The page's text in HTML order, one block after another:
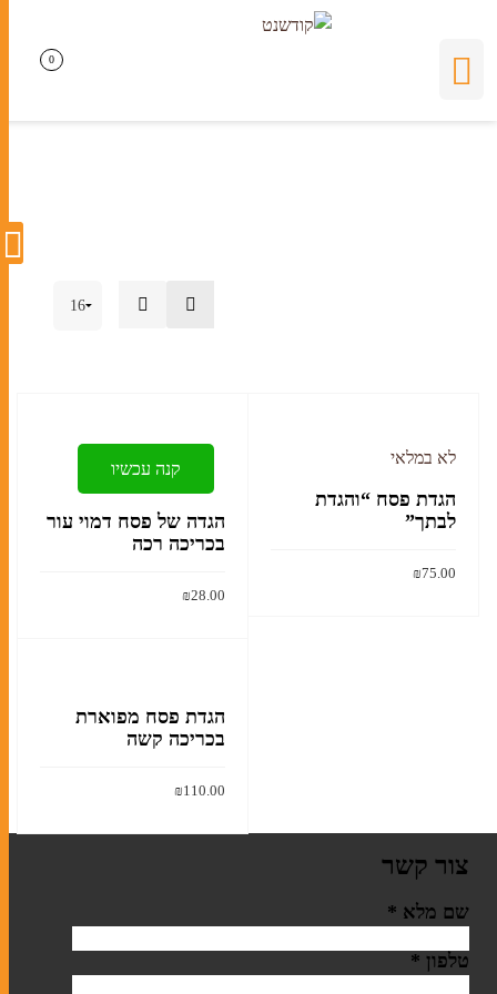
0
קנה עכשיו
הגדה של פסח דמוי עור
בכריכה רכה
₪28.00
לא במלאי
הגדת פסח “והגדת
לבתך”
₪75.00
הגדת פסח מפוארת
בכריכה קשה
₪110.00
הוסף לסל
צור קשר
שם מלא *
טלפון *
0